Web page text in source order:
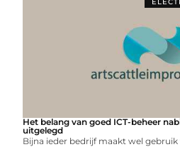
Het belang van goed ICT-beheer
uitgelegd
Bijna ieder bedrijf maakt wel gebruik